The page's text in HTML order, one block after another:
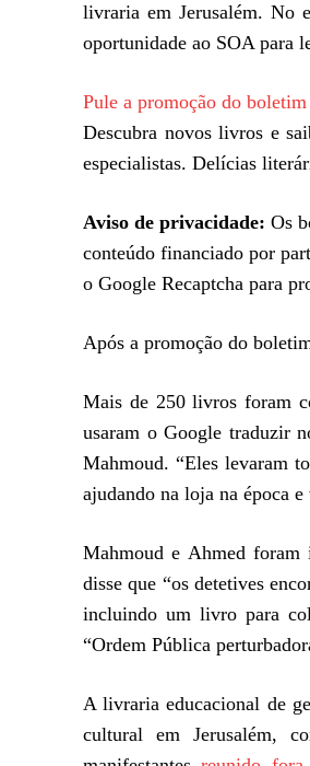
livraria em Jerusalém. No
oportunidade ao SOA para
Pule a promoção do
Descubra novos livros e
especialistas. Delícias
Aviso de privacidade:Os
conteúdo financiado por
o Google Recaptcha para
Após a promoção do
Mais de 250 livros foram
usaram o Google traduzir
Mahmoud. “Eles levaram
ajudando na loja na época
Mahmoud e Ahmed foram
disse que “os detetives
incluindo um livro para
“Ordem Pública
A livraria educacional de
cultural em Jerusalém,